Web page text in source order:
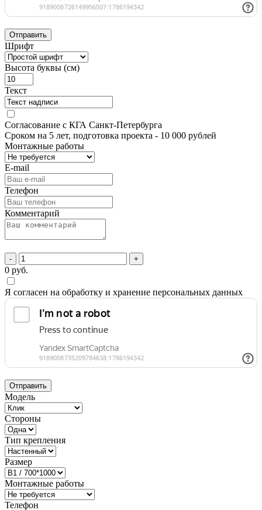
Отправить
Шрифт
Высота буквы (см)
Текст
Согласование с КГА Санкт-Петербурга
Сроком на 5 лет, подготовка проекта - 10 000 рублей
Монтажные работы
E-mail
Телефон
Комментарий
- +
0 руб.
Я согласен на обработку и хранение персональных данных
Отправить
Модель
Стороны
Тип крепления
Размер
Монтажные работы
Телефон